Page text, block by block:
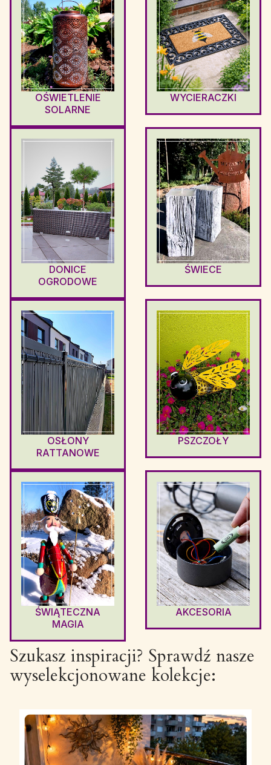
OŚWIETLENIE
SOLARNE
WYCIERACZKI
DONICE
OGRODOWE
ŚWIECE
OSŁONY
RATTANOWE
PSZCZOŁY
ŚWIĄTECZNA
MAGIA
AKCESORIA
Szukasz inspiracji? Sprawdź nasze
wyselekcjonowane kolekcje: